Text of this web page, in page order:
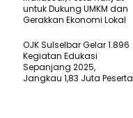
untuk Dukung UMKM dan
Gerakkan Ekonomi Lokal
OJK Sulselbar Gelar 1.896
Kegiatan Edukasi
Sepanjang 2025,
Jangkau 1,83 Juta Peserta